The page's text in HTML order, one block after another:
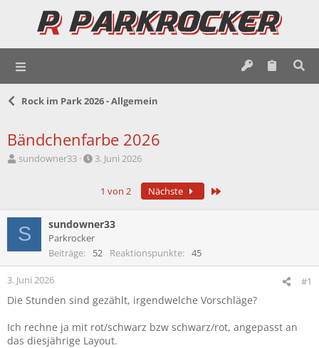
Rock im Park 2026 - Allgemein
Bändchenfarbe 2026
E
l
l
sundowner33
E
l
l
t
a
3. Juni 2026
1 von 2 Nächste
S sundowner33
Parkrocker
Beiträge
52 Reaktionspunkte 45
3. Juni 2026 #1
Die Stunden sind gezählt, irgendwelche Vorschläge?
Ich rechne ja mit rot/schwarz bzw schwarz/rot, angepasst an
das diesjährige Layout.